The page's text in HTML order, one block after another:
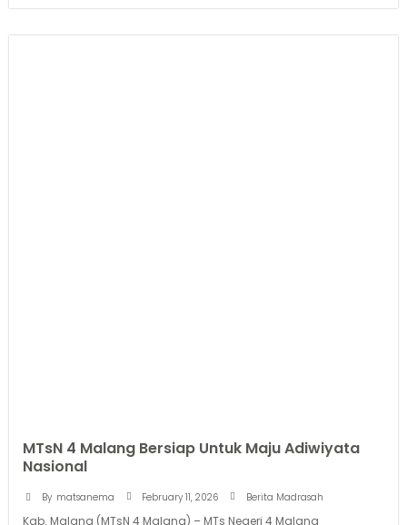
MTsN 4 Malang Bersiap Untuk Maju Adiwiyata
Nasional
By matsanema February 11, 2026 Berita Madrasah
Kab. Malang (MTsN 4 Malang) – MTs Negeri 4 Malang